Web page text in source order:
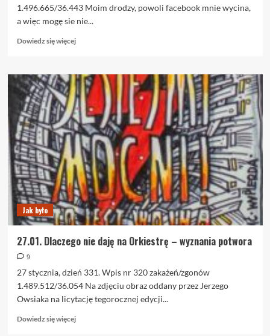
1.496.665/36.443 Moim drodzy, powoli facebook mnie wycina,
a więc mogę sie nie...
Dowiedz się więcejDowiedz
o
28.01.
Symetrysta
patrzy
na
media
Jak było
27.01. Dlaczego nie daję na Orkiestrę – wyznania potwora
9
27 stycznia, dzień 331. Wpis nr 320 zakażeń/zgonów
1.489.512/36.054 Na zdjęciu obraz oddany przez Jerzego
Owsiaka na licytację tegorocznej edycji...
Dowiedz się więcejDowiedz